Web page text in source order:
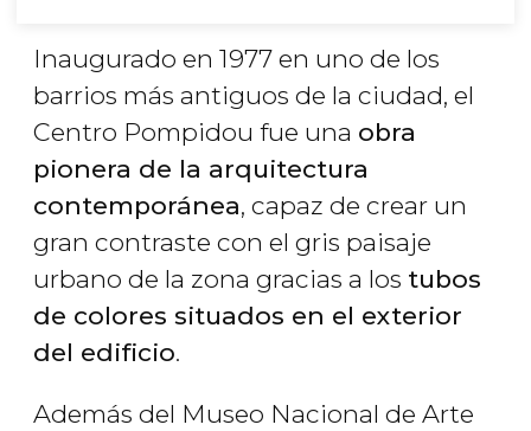
Inaugurado en 1977 en uno de los
barrios más antiguos de la ciudad, el
Centro Pompidou fue una obra
pionera de la arquitectura
contemporánea, capaz de crear un
gran contraste con el gris paisaje
urbano de la zona gracias a los tubos
de colores situados en el exterior
del edificio.
Además del Museo Nacional de Arte